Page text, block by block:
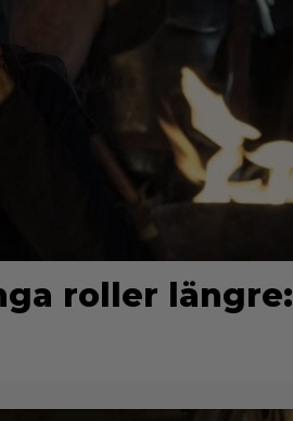
roller längre: